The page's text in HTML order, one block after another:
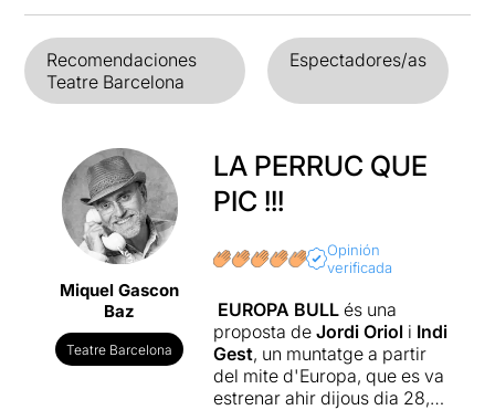
Recomendaciones
Teatre Barcelona
Espectadores/as
Miquel Gascon
Baz
Teatre Barcelona
LA PERRUC QUE
PIC !!!
Opinión
verificada
EUROPA BULLés una
proposta de Jordi Oriol i Indi
Gest, un muntatge a partir
del mite d'Europa, que es va
estrenar ahir dijous dia 28,